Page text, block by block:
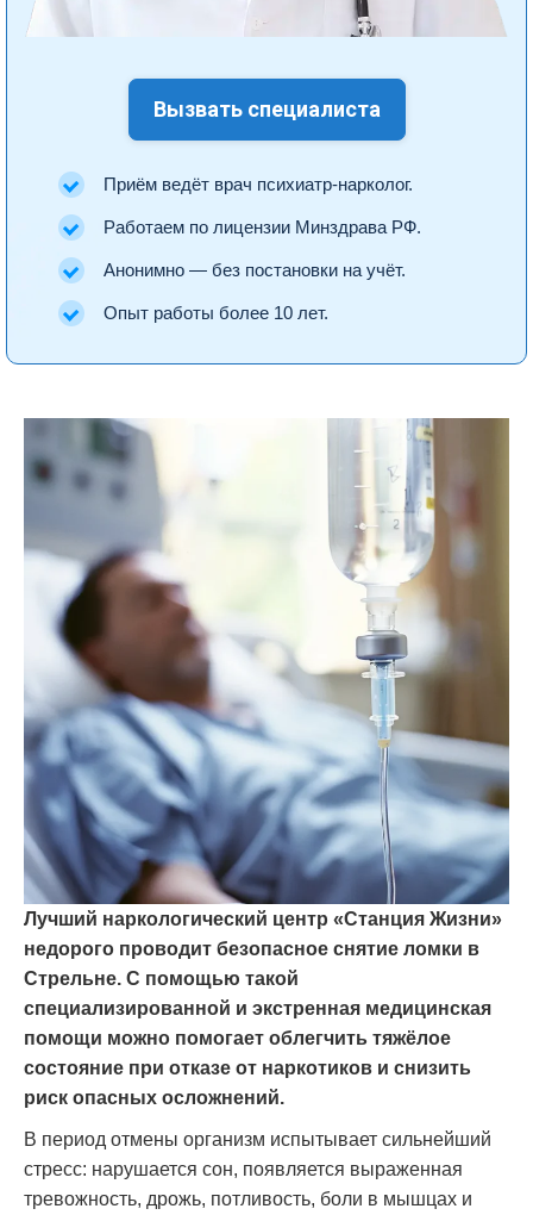
Вызвать специалиста
Приём ведёт врач психиатр-нарколог.
Работаем по лицензии Минздрава РФ.
Анонимно — без постановки на учёт.
Опыт работы более 10 лет.
Лучший наркологический центр «Станция Жизни»
недорого проводит безопасное снятие ломки в
Стрельне. С помощью такой
специализированной и экстренная медицинская
помощи можно помогает облегчить тяжёлое
состояние при отказе от наркотиков и снизить
риск опасных осложнений.
В период отмены организм испытывает сильнейший
стресс: нарушается сон, появляется выраженная
тревожность, дрожь, потливость, боли в мышцах и